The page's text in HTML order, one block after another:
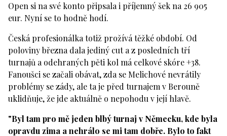
Open si na své konto připsala i příjemný šek na 26 905
eur. Nyní se to hodně hodí.
Česká profesionálka totiž prožívá těžké období. Od
poloviny března dala jediný cut a z posledních tří
turnajů a odehraných pěti kol má celkové skóre +38.
Fanoušci se začali obávat, zda se Melichové nevrátily
problémy se zády, ale ta je před turnajem v Berouně
uklidňuje, že jde aktuálně o nepohodu v její hlavě.
"Byl tam pro mě jeden blbý turnaj v Německu, kde byla
opravdu zima a nehrálo se mi tam dobře. Bylo to fakt